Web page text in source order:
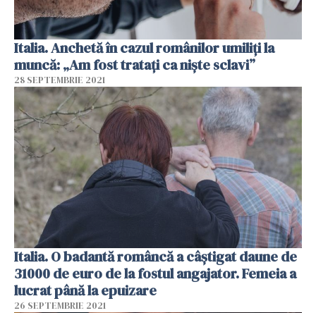
Italia. Anchetă în cazul românilor umiliți la
muncă: „Am fost tratați ca niște sclavi”
28 SEPTEMBRIE 2021
Italia. O badantă româncă a câștigat daune de
31000 de euro de la fostul angajator. Femeia a
lucrat până la epuizare
26 SEPTEMBRIE 2021